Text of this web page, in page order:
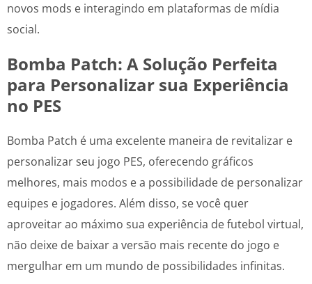
novos mods e interagindo em plataformas de mídia
social.
Bomba Patch: A Solução Perfeita
para Personalizar sua Experiência
no PES
Bomba Patch é uma excelente maneira de revitalizar e
personalizar seu jogo PES, oferecendo gráficos
melhores, mais modos e a possibilidade de personalizar
equipes e jogadores. Além disso, se você quer
aproveitar ao máximo sua experiência de futebol virtual,
não deixe de baixar a versão mais recente do jogo e
mergulhar em um mundo de possibilidades infinitas.